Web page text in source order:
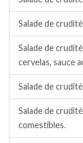
Salade de
Salade de
cervelas, sauce
Salade de
Salade de
comestibles.